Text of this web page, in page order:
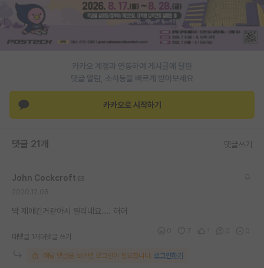
이벤트
반도체 아카데미
카카오 계정과 연동하여 게시글에 달린
댓글 알람, 소식등을 빠르게 받아보세요
카카오로 시작하기
댓글 21개 댓글쓰기
John Cockcroft
딱 제얘긴거같아서 찔리네요.... 허허
대댓글 1개 대댓글 쓰기
해당 댓글을 보려면 로그인이 필요합니다. 로그인하기